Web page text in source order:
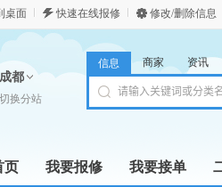
桌面 快速在线报修 修改/删除信息
成都
切换分站
信息 商家 资讯
页 我要报修 我要接单